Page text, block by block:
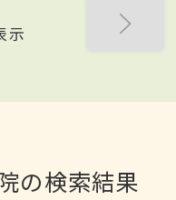
示
の検索結果